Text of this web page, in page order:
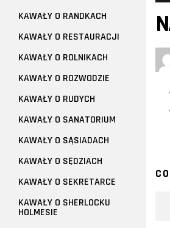
KAWAŁY O RANDKACH
KAWAŁY O RESTAURACJI
KAWAŁY O ROLNIKACH
KAWAŁY O ROZWODZIE
KAWAŁY O RUDYCH
KAWAŁY O SANATORIUM
KAWAŁY O SĄSIADACH
KAWAŁY O SĘDZIACH
KAWAŁY O SEKRETARCE
KAWAŁY O SHERLOCKU
HOLMESIE